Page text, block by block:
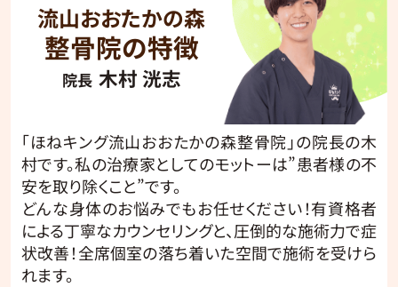
流山おおたかの森
整骨院の特徴
院長 木村 洸志
「ほねキング流山おおたかの森整骨院」の院長の木
村です。私の治療家としてのモットーは”患者様の不
安を取り除くこと”です。
どんな身体のお悩みでもお任せください！有資格者
による丁寧なカウンセリングと、圧倒的な施術力で症
状改善！全席個室の落ち着いた空間で施術を受けら
れます。